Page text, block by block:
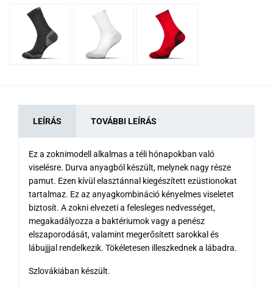
LEÍRÁS TOVÁBBI LEÍRÁS
Ez a zoknimodell alkalmas a téli hónapokban való
viselésre. Durva anyagból készült, melynek nagy része
pamut. Ezen kívül elasztánnal kiegészített ezüstionokat
tartalmaz. Ez az anyagkombináció kényelmes viseletet
biztosít. A zokni elvezeti a felesleges nedvességet,
megakadályozza a baktériumok vagy a penész
elszaporodását, valamint megerősített sarokkal és
lábujjjal rendelkezik. Tökéletesen illeszkednek a lábadra.
Szlovákiában készült.